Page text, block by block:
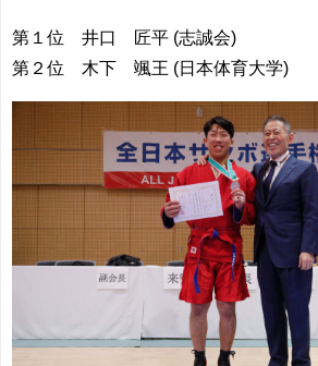
第１位 井口 匠平 (志誠会)
第２位 木下 颯王 (日本体育大学)